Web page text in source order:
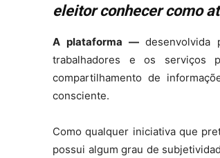
eleitor conhecer como
A plataforma —desenvolvida
trabalhadores e os serviços
compartilhamento de
consciente.
Como qualquer iniciativa que
possui algum grau de